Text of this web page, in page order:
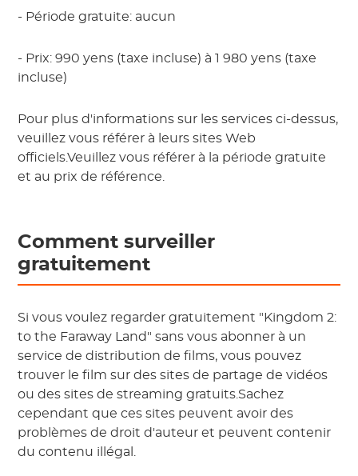
- Période gratuite: aucun
- Prix: 990 yens (taxe incluse) à 1 980 yens (taxe
incluse)
Pour plus d'informations sur les services ci-dessus,
veuillez vous référer à leurs sites Web
officiels.Veuillez vous référer à la période gratuite
et au prix de référence.
Comment surveiller
gratuitement
Si vous voulez regarder gratuitement "Kingdom 2:
to the Faraway Land" sans vous abonner à un
service de distribution de films, vous pouvez
trouver le film sur des sites de partage de vidéos
ou des sites de streaming gratuits.Sachez
cependant que ces sites peuvent avoir des
problèmes de droit d'auteur et peuvent contenir
du contenu illégal.